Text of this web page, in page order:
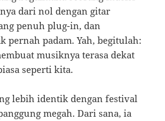
dari nol dengan gitar
penuh plug-in, dan
pernah padam. Yah, begitulah:
musiknya terasa dekat
seperti kita.
lebih identik dengan festival
megah. Dari sana, ia